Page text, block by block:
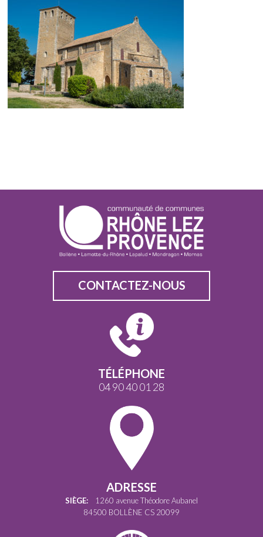
CONTACTEZ-NOUS
TÉLÉPHONE
04 90 40 01 28
ADRESSE
SIÈGE: 1260 avenue Théodore Aubanel
84500 BOLLÈNE CS 20099